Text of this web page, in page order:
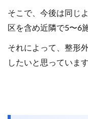
そこで、今後は同じ
区を含め近隣で5〜6
それによって、整形
したいと思っています